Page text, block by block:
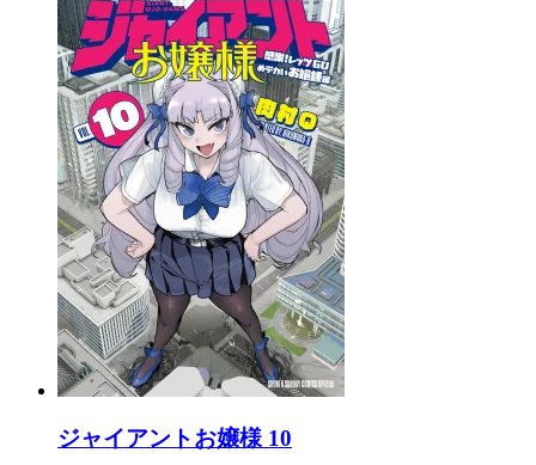
ジャイアントお嬢様 10